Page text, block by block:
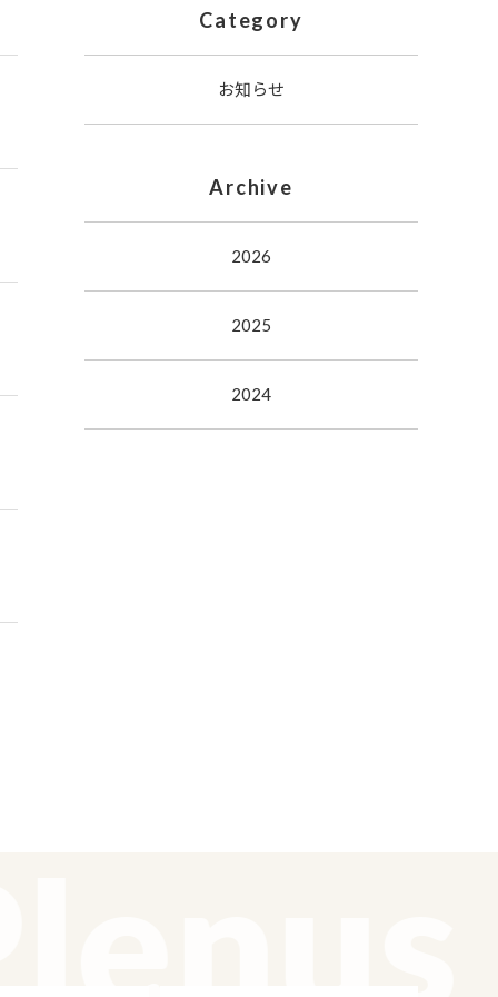
Category
お知らせ
Archive
2026
2025
2024